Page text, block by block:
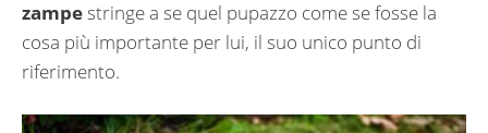
zampestringe a se quel pupazzo come se fosse la
cosa più importante per lui, il suo unico punto di
riferimento.